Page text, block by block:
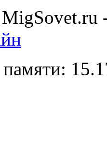
памяти: